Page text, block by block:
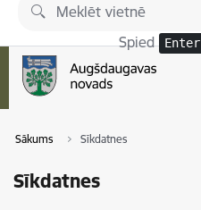
Pāriet uz lapas saturu
Spied Enter
Sākums Sīkdatnes
Sīkdatnes